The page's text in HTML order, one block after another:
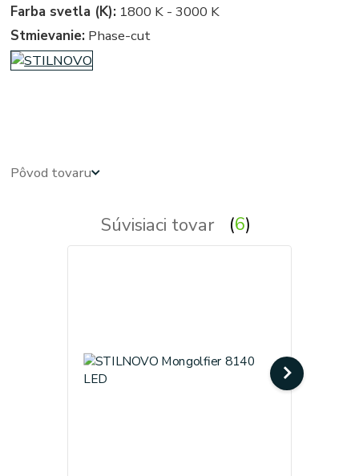
Farba svetla (K): 1800 K - 3000 K
Stmievanie: Phase-cut
Pôvod tovaru
Súvisiaci tovar 6